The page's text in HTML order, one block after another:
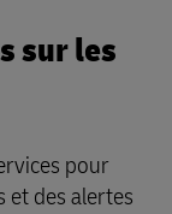
sur les
pour
et des alertes